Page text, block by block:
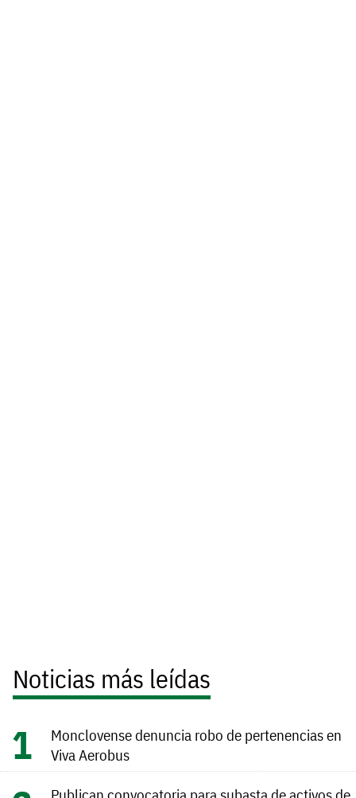
Noticias más leídas
Monclovense denuncia robo de pertenencias en
Viva Aerobus